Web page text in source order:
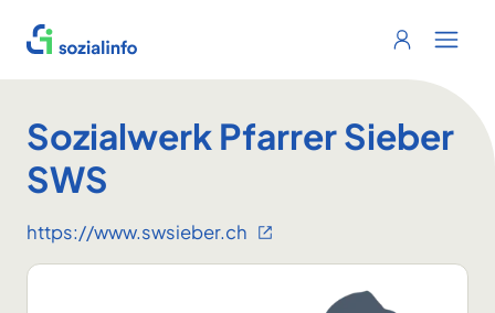
Sozialinfo
Login
Sozialwerk Pfarrer Sieber
SWS
https://www.swsieber.ch